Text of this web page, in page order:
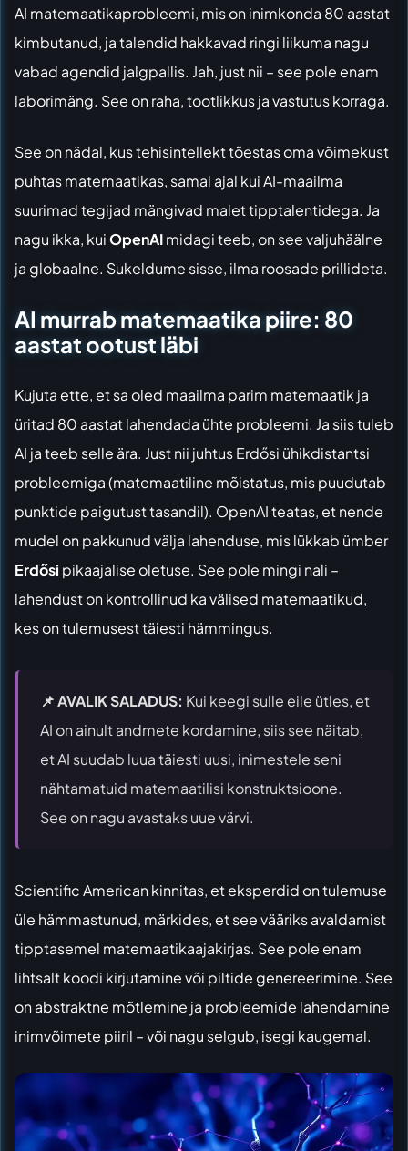
AI matemaatikaprobleemi, mis on inimkonda 80 aastat
kimbutanud, ja talendid hakkavad ringi liikuma nagu
vabad agendid jalgpallis. Jah, just nii – see pole enam
laborimäng. See on raha, tootlikkus ja vastutus korraga.
See on nädal, kus tehisintellekt tõestas oma võimekust
puhtas matemaatikas, samal ajal kui AI-maailma
suurimad tegijad mängivad malet tipptalentidega. Ja
nagu ikka, kuiOpenAImidagi teeb, on see valjuhäälne
ja globaalne. Sukeldume sisse, ilma roosade prillideta.
AI murrab matemaatika piire: 80
aastat ootust läbi
Kujuta ette, et sa oled maailma parim matemaatik ja
üritad 80 aastat lahendada ühte probleemi. Ja siis tuleb
AI ja teeb selle ära. Just nii juhtus Erdősi ühikdistantsi
probleemiga (matemaatiline mõistatus, mis puudutab
punktide paigutust tasandil). OpenAI teatas, et nende
mudel on pakkunud välja lahenduse, mis lükkab ümber
Erdősi pikaajalise oletuse. See pole mingi nali –
lahendust on kontrollinud ka välised matemaatikud,
kes on tulemusest täiesti hämmingus.
📌 AVALIK SALADUS: Kui keegi sulle eile ütles, et
AI on ainult andmete kordamine, siis see näitab,
et AI suudab luua täiesti uusi, inimestele seni
nähtamatuid matemaatilisi konstruktsioone.
See on nagu avastaks uue värvi.
Scientific Americankinnitas, et eksperdid on tulemuse
üle hämmastunud, märkides, et see vääriks avaldamist
tipptasemel matemaatikaajakirjas. See pole enam
lihtsalt koodi kirjutamine või piltide genereerimine. See
on abstraktne mõtlemine ja probleemide lahendamine
inimvõimete piiril – või nagu selgub, isegi kaugemal.